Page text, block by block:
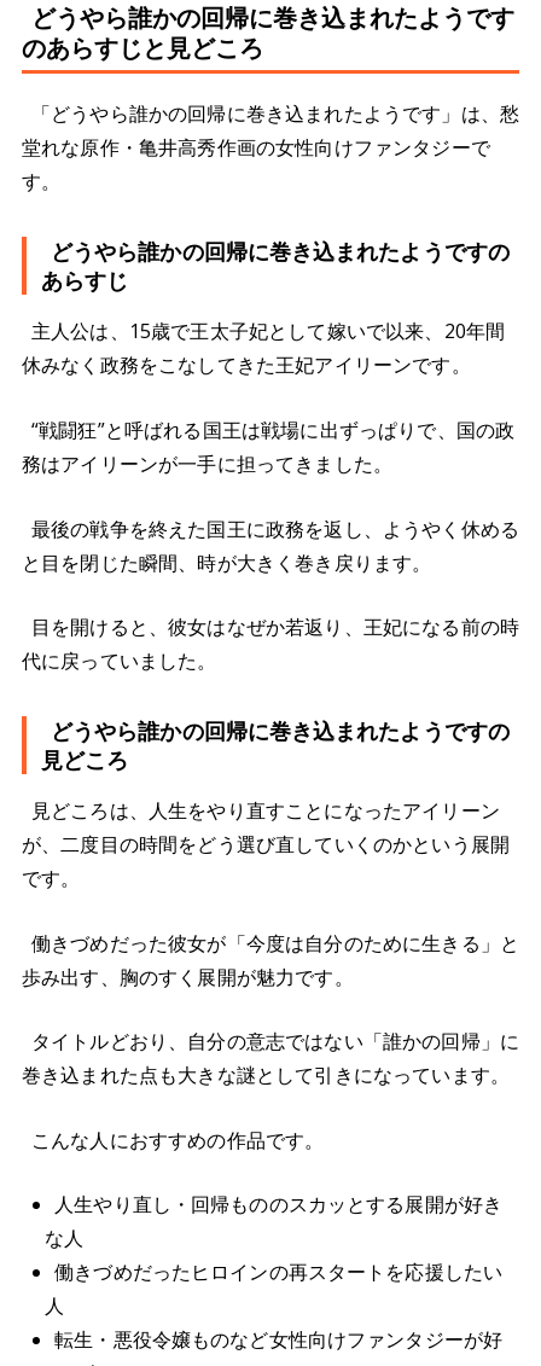
どうやら誰かの回帰に巻き込まれたようです
のあらすじと見どころ
「どうやら誰かの回帰に巻き込まれたようです」は、愁
堂れな原作・亀井高秀作画の女性向けファンタジーで
す。
どうやら誰かの回帰に巻き込まれたようですの
あらすじ
主人公は、15歳で王太子妃として嫁いで以来、20年間
休みなく政務をこなしてきた王妃アイリーンです。
“戦闘狂”と呼ばれる国王は戦場に出ずっぱりで、国の政
務はアイリーンが一手に担ってきました。
最後の戦争を終えた国王に政務を返し、ようやく休める
と目を閉じた瞬間、時が大きく巻き戻ります。
目を開けると、彼女はなぜか若返り、王妃になる前の時
代に戻っていました。
どうやら誰かの回帰に巻き込まれたようですの
見どころ
見どころは、人生をやり直すことになったアイリーン
が、二度目の時間をどう選び直していくのかという展開
です。
働きづめだった彼女が「今度は自分のために生きる」と
歩み出す、胸のすく展開が魅力です。
タイトルどおり、自分の意志ではない「誰かの回帰」に
巻き込まれた点も大きな謎として引きになっています。
こんな人におすすめの作品です。
人生やり直し・回帰もののスカッとする展開が好き
な人
働きづめだったヒロインの再スタートを応援したい
人
転生・悪役令嬢ものなど女性向けファンタジーが好